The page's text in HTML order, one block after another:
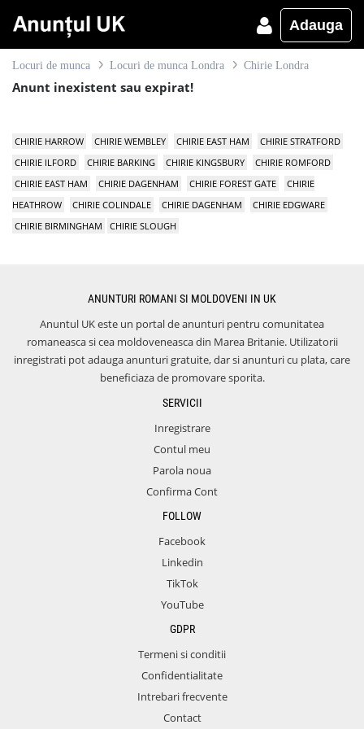
Adauga
Locuri de munca Locuri de munca Londra Chirie Londra
Anunt inexistent sau expirat!
CHIRIE HARROW CHIRIE WEMBLEY CHIRIE EAST HAM
CHIRIE STRATFORD
CHIRIE ILFORD
CHIRIE BARKING CHIRIE KINGSBURY
CHIRIE ROMFORD
CHIRIE EAST HAM
CHIRIE DAGENHAM CHIRIE FOREST GATE
CHIRIE
HEATHROW
CHIRIE COLINDALE CHIRIE DAGENHAM
CHIRIE EDGWARE
CHIRIE BIRMINGHAM
CHIRIE SLOUGH
ANUNTURI ROMANI SI MOLDOVENI IN UK
Anuntul UK este un portal de anunturi pentru comunitatea
romaneasca si cea moldoveneasca din Marea Britanie. Utilizatorii
inregistrati pot adauga anunturi gratuite, dar si anunturi cu plata, care
beneficiaza de promovare sporita.
SERVICII
Inregistrare
Contul meu
Parola noua
Confirma Cont
FOLLOW
Facebook
Linkedin
TikTok
YouTube
GDPR
Termeni si conditii
Confidentialitate
Intrebari frecvente
Contact